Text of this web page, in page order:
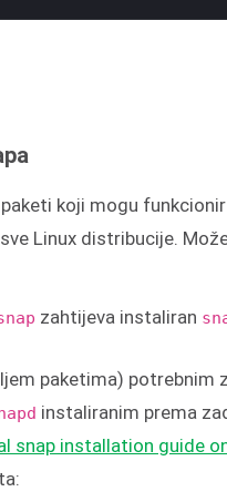
koji mogu
Linux distribucije.
zahtijeva instaliran
paketima) potrebnim
instaliranim prema
snap installation guide